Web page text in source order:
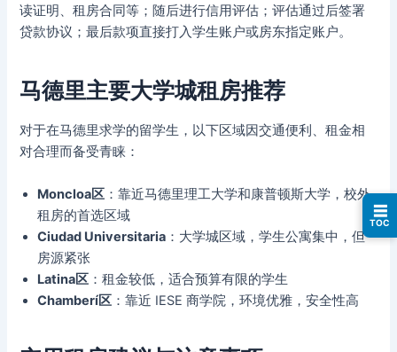
读证明、租房合同等；随后进行信用评估；评估通过后签署
贷款协议；最后款项直接打入学生账户或房东指定账户。
马德里主要大学城租房推荐
对于在马德里求学的留学生，以下区域因交通便利、租金相
对合理而备受青睐：
Moncloa区 ：靠近马德里理工大学和康普顿斯大学，校外
租房的首选区域
Ciudad Universitaria ：大学城区域，学生公寓集中，但
房源紧张
Latina区 ：租金较低，适合预算有限的学生
Chamberí区 ：靠近 IESE 商学院，环境优雅，安全性高
☰
TOC